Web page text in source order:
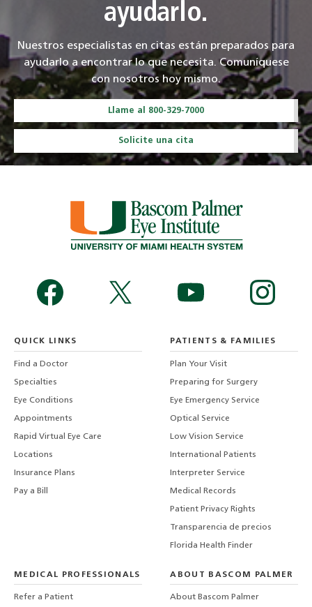
ayudarlo.
Nuestros especialistas en citas están preparados para
ayudarlo a encontrar lo que necesita. Comuníquese
con nosotros hoy mismo.
Llame al 800-329-7000
Solicite una cita
QUICK LINKS
Find a Doctor
Specialties
Eye Conditions
Appointments
Rapid Virtual Eye Care
Locations
Insurance Plans
Pay a Bill
PATIENTS & FAMILIES
Plan Your Visit
Preparing for Surgery
Eye Emergency Service
Optical Service
Low Vision Service
International Patients
Interpreter Service
Medical Records
Patient Privacy Rights
Transparencia de precios
Florida Health Finder
MEDICAL PROFESSIONALS
Refer a Patient
ABOUT BASCOM PALMER
About Bascom Palmer